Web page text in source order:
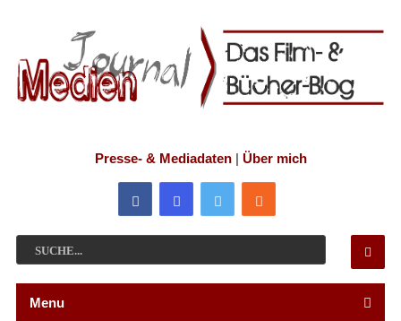
Presse- & Mediadaten| Über mich
Menu